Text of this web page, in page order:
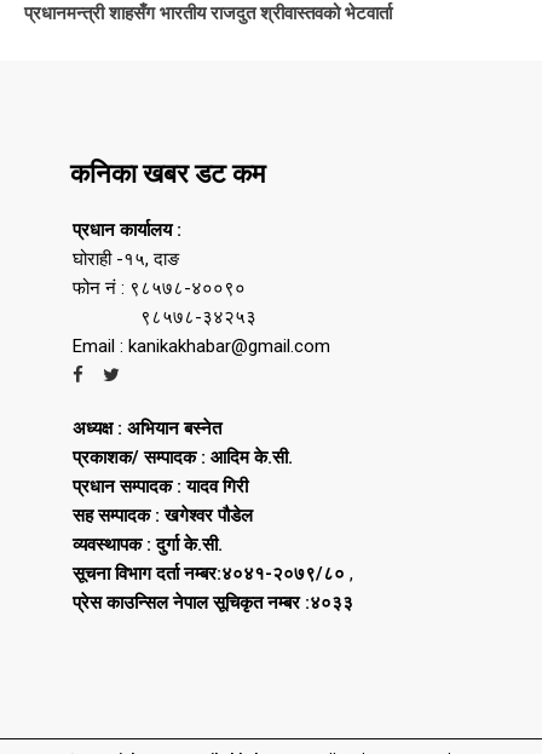
प्रधानमन्त्री शाहसँग भारतीय राजदुत श्रीवास्तवको भेटवार्ता
कनिका खबर डट कम
प्रधान कार्यालय :
घोराही -१५, दाङ
फोन नं : ९८५७८-४००९०
९८५७८-३४२५३
Email : kanikakhabar@gmail.com
अध्यक्ष : अभियान बस्नेत
प्रकाशक/ सम्पादक : आदिम के.सी.
प्रधान सम्पादक : यादव गिरी
सह सम्पादक : खगेश्वर पौडेल
व्यवस्थापक : दुर्गा के.सी.
सूचना विभाग दर्ता नम्बर:४०४१-२०७९/८० ,
प्रेस काउन्सिल नेपाल सूचिकृत नम्बर :४०३३